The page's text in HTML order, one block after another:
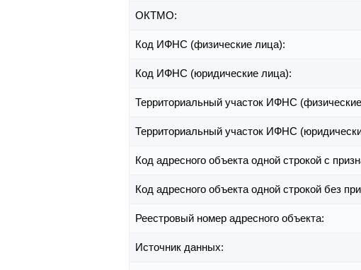
ОКТМО:
Код ИФНС (физические лица):
Код ИФНС (юридические лица):
Территориальный участок ИФНС
Территориальный участок ИФНС
Код адресного объекта одной строкой с
Код адресного объекта одной строкой без
Реестровый номер адресного объекта:
Источник данных: